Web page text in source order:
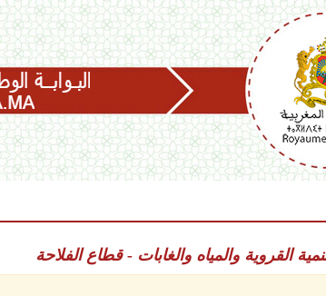
القروية والمياه والغابات - قطاع الفلاحة